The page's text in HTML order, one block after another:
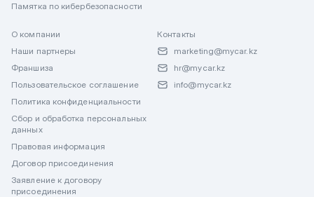
Памятка по кибербезопасности
О компании
Наши партнеры
Франшиза
Пользовательское соглашение
Политика конфиденциальности
Сбор и обработка персональных
данных
Правовая информация
Договор присоединения
Заявление к договору
присоединения
Контакты
marketing@mycar.kz
hr@mycar.kz
info@mycar.kz